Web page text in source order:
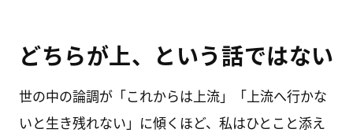
どちらが上、という話ではない
世の中の論調が「これからは上流」「上流へ行かな
いと生き残れない」に傾くほど、私はひとこと添え